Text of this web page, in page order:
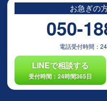
お急ぎの
050-
電話受付時間：
LINEで相談する
受付時間：24時間365日